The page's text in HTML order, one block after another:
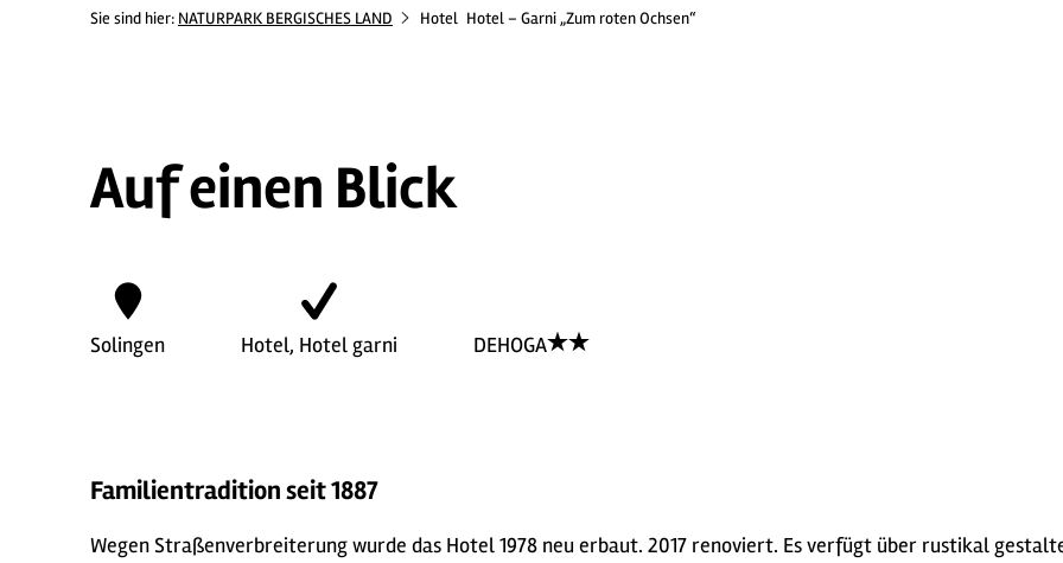
Sie sind hier: NATURPARK BERGISCHES LAND Hotel Hotel – Garni „Zum roten Ochsen“
Auf einen Blick
Solingen Hotel, Hotel garni DEHOGA
Familientradition seit 1887
Wegen Straßenverbreiterung wurde das Hotel 1978 neu erbaut. 2017 renoviert. Es verfügt über rustikal